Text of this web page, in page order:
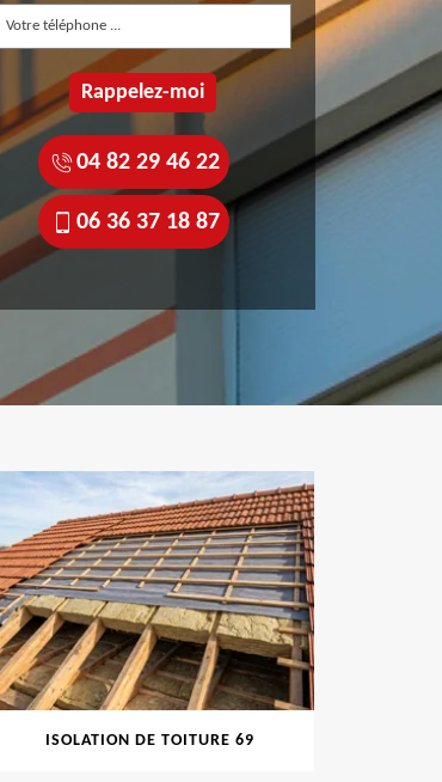
04 82 29 46 22
06 36 37 18 87
ISOLATION DE TOITURE 69